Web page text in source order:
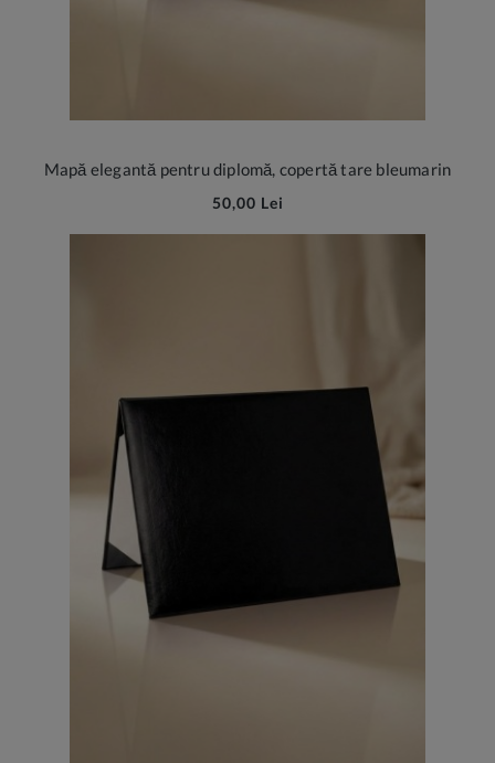
Mapă elegantă pentru diplomă, copertă tare bleumarin
50,00 Lei